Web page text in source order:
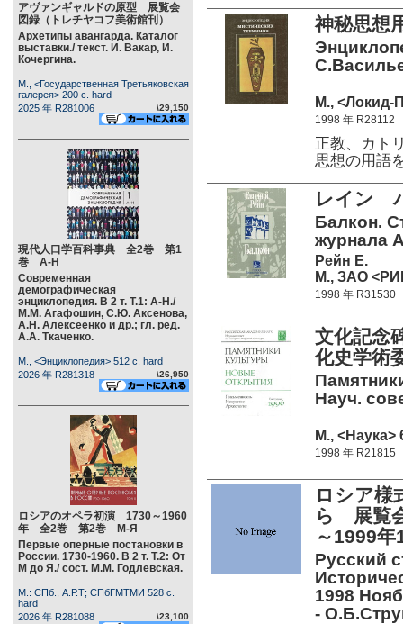
アヴァンギャルドの原型 展覧会
図録（トレチヤコフ美術館刊）
Архетипы авангарда. Каталог
выставки./ текст. И. Вакар, И.
Кочергина.
М., <Государственная Третьяковская
галерея> 200 c. hard
2025 年 R281006
\29,150
現代人口学百科事典 全2巻 第1
巻 А-Н
Современная
демографическая
энциклопедия. В 2 т. Т.1: А-Н./
М.М. Агафошин, С.Ю. Аксенова,
А.Н. Алексеенко и др.; гл. ред.
А.А. Ткаченко.
М., <Энциклопедия> 512 c. hard
2026 年 R281318
\26,950
ロシアのオペラ初演 1730～1960
年 全2巻 第2巻 М-Я
Первые оперные постановки в
России. 1730-1960. В 2 т. Т.2: От
М до Я./ сост. М.М. Годлевская.
М.: СПб., А.Р.Т; СПбГМТМИ 528 c.
hard
2026 年 R281088
\23,100
神秘思想
М., <Локид-
1998 年 R28112
正教、カト
思想の用語
レイン
Балкон.
журнала
Рейн Е.
М., ЗАО
1998 年 R31530
文化記念
化史学術
Науч.
М., <Наука>
1998 年 R21815
ロシア
ら 展覧
～1999
Русский
1998
-